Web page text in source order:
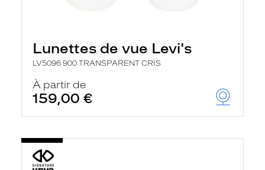
Lunettes de vue Levi's
LV5096 900 TRANSPARENT CRIS
À partir de
159,00 €